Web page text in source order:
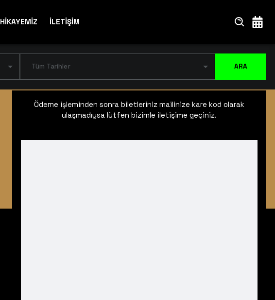
HİKAYEMİZ İLETİŞİM
Tüm Tarihler ARA
Ödeme işleminden sonra biletleriniz mailinize kare kod olarak
ulaşmadıysa lütfen bizimle iletişime geçiniz.